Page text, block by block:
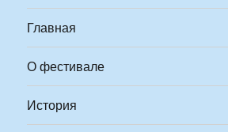
Главная
О фестивале
История